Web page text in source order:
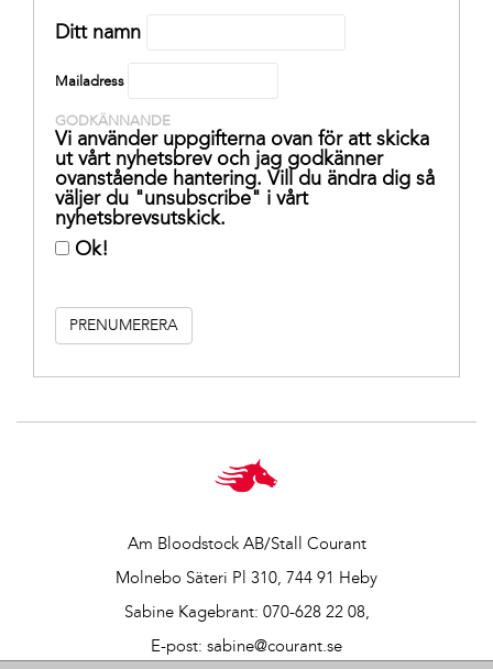
Ditt namn
Mailadress
GODKÄNNANDE
Vi använder uppgifterna ovan för att skicka
ut vårt nyhetsbrev och jag godkänner
ovanstående hantering. Vill du ändra dig så
väljer du "unsubscribe" i vårt
nyhetsbrevsutskick.
Ok!
Am Bloodstock AB/Stall Courant
Molnebo Säteri Pl 310, 744 91 Heby
Sabine Kagebrant: 070-628 22 08,
E-post: sabine@courant.se